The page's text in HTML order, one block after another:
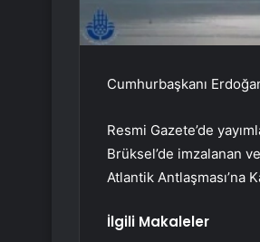
Cumhurbaşkanı
Resmi Gazete’de
Brüksel’de imzalanan
Atlantik Antlaşması’na
İlgili Makaleler